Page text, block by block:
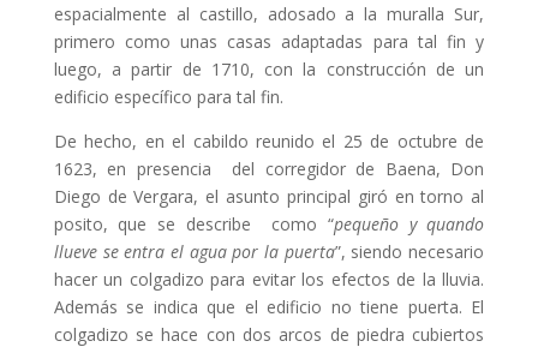
espacialmente al castillo, adosado a la muralla Sur,
primero como unas casas adaptadas para tal fin y
luego, a partir de 1710, con la construcción de un
edificio específico para tal fin.
De hecho, en el cabildo reunido el 25 de octubre de
1623, en presencia del corregidor de Baena, Don
Diego de Vergara, el asunto principal giró en torno al
posito, que se describe como “pequeño y quando
llueve se entra el agua por la puerta”, siendo necesario
hacer un colgadizo para evitar los efectos de la lluvia.
Además se indica que el edificio no tiene puerta. El
colgadizo se hace con dos arcos de piedra cubiertos